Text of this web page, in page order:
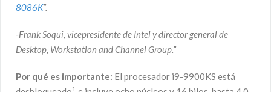
8086K”.
-Frank Soqui, vicepresidente de Intel y director general de
Desktop, Workstation and Channel Group.”
Por qué es importante: El procesador i9-9900KS está
1